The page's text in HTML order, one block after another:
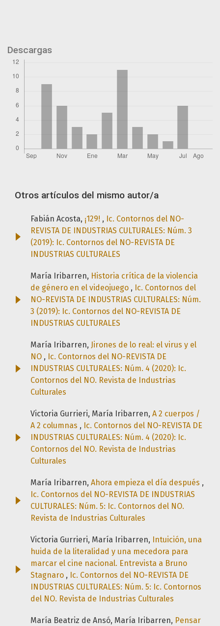
Descargas
Otros artículos del mismo autor/a
Fabián Acosta, ¡129! , Ic. Contornos del NO-
REVISTA DE INDUSTRIAS CULTURALES: Núm. 3
(2019): Ic. Contornos del NO-REVISTA DE
INDUSTRIAS CULTURALES
María Iribarren, Historia crítica de la violencia
de género en el videojuego , Ic. Contornos del
NO-REVISTA DE INDUSTRIAS CULTURALES: Núm.
3 (2019): Ic. Contornos del NO-REVISTA DE
INDUSTRIAS CULTURALES
María Iribarren, Jirones de lo real: el virus y el
NO , Ic. Contornos del NO-REVISTA DE
INDUSTRIAS CULTURALES: Núm. 4 (2020): Ic.
Contornos del NO. Revista de Industrias
Culturales
Victoria Gurrieri, María Iribarren, A 2 cuerpos /
A 2 columnas , Ic. Contornos del NO-REVISTA DE
INDUSTRIAS CULTURALES: Núm. 4 (2020): Ic.
Contornos del NO. Revista de Industrias
Culturales
María Iribarren, Ahora empieza el día después ,
Ic. Contornos del NO-REVISTA DE INDUSTRIAS
CULTURALES: Núm. 5: Ic. Contornos del NO.
Revista de Industrias Culturales
Victoria Gurrieri, María Iribarren,
Intuición, una
huida de la literalidad y una mecedora para
marcar el cine nacional. Entrevista a Bruno
Stagnaro , Ic. Contornos del NO-REVISTA DE
INDUSTRIAS CULTURALES: Núm. 5: Ic. Contornos
del NO. Revista de Industrias Culturales
María Beatriz de Ansó, María Iribarren, Pensar